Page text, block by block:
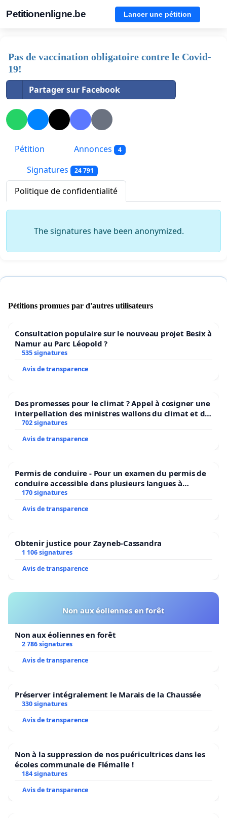
Petitionenligne.be Lancer une pétition
Pas de vaccination obligatoire contre le Covid-
19!
Partager sur Facebook
Pétition Annonces 4
Signatures 24 791
Politique de confidentialité
The signatures have been anonymized.
Pétitions promues par d'autres utilisateurs
Consultation populaire sur le nouveau projet Besix à
Namur au Parc Léopold ?
535 signatures
Avis de transparence
Des promesses pour le climat ? Appel à cosigner une
interpellation des ministres wallons du climat et de
l’environnement.
702 signatures
Avis de transparence
Permis de conduire - Pour un examen du permis de
conduire accessible dans plusieurs langues à
Bruxelles
170 signatures
Avis de transparence
Obtenir justice pour Zayneb-Cassandra
1 106 signatures
Avis de transparence
Non aux éoliennes en forêt
Non aux éoliennes en forêt
2 786 signatures
Avis de transparence
Préserver intégralement le Marais de la Chaussée
330 signatures
Avis de transparence
Non à la suppression de nos puéricultrices dans les
écoles communale de Flémalle !
184 signatures
Avis de transparence